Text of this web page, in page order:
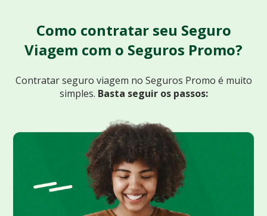
Como contratar seu Seguro
Viagem com o Seguros Promo?
Contratar seguro viagem no Seguros Promo é muito
simples. Basta seguir os passos: